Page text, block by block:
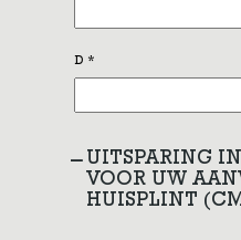
D *
UITSPARING
VOOR UW
HUISPLINT